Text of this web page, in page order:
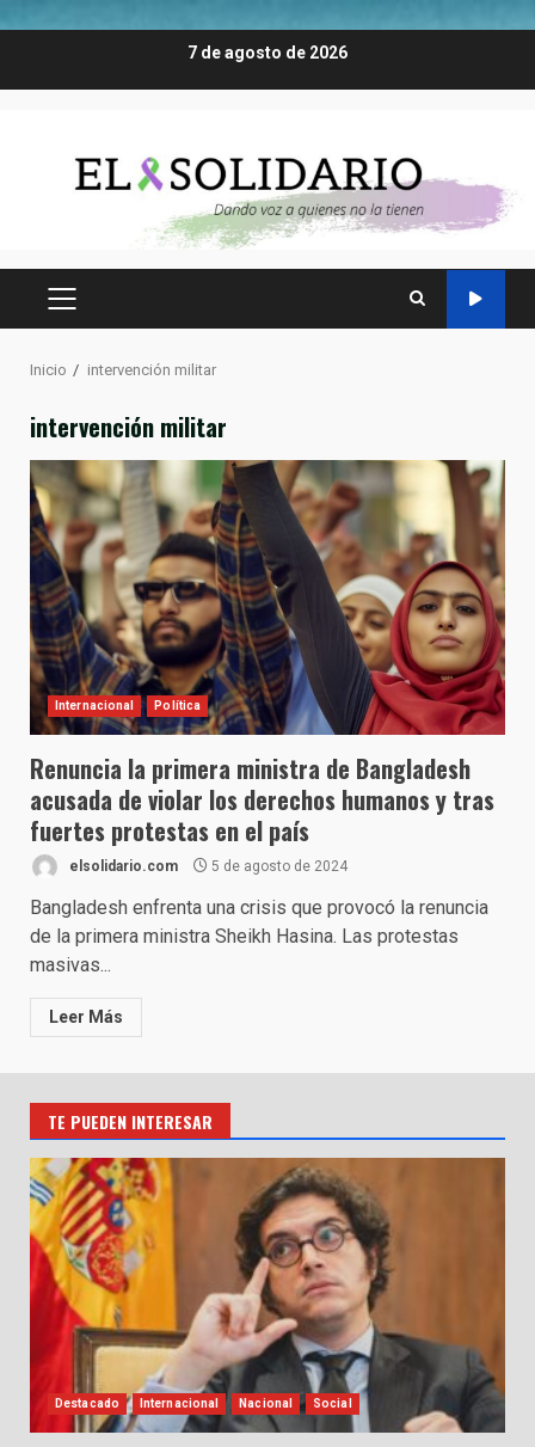
7 de agosto de 2026
MENÚ
Inicio intervención militar
intervención militar
Internacional Política
Renuncia la primera ministra de Bangladesh
acusada de violar los derechos humanos y tras
fuertes protestas en el país
elsolidario.com 5 de agosto de 2024
Bangladesh enfrenta una crisis que provocó la renuncia
de la primera ministra Sheikh Hasina. Las protestas
masivas...
Leer Más
TE PUEDEN INTERESAR
Destacado Internacional Nacional Social